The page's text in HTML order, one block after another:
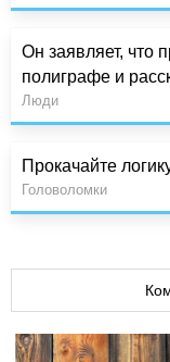
Он заявляет, что
полиграфе и
Люди
Прокачайте
Головоломки